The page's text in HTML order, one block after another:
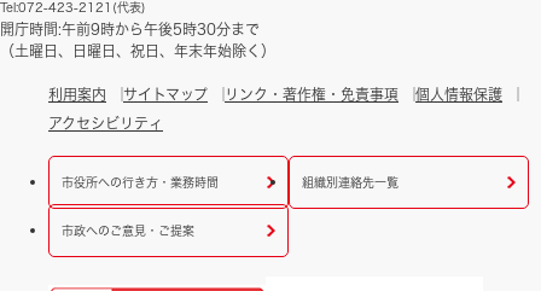
Tel:072-423-2121(代表)
開庁時間:午前9時から午後5時30分まで
（土曜日、日曜日、祝日、年末年始除く）
利用案内 サイトマップ リンク・著作権・免責事項
個人情報保護
アクセシビリティ
市役所への行き方・業務時間 組織別連絡先一覧
市政へのご意見・ご提案